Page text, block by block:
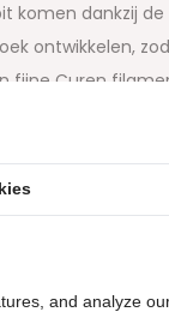
komen dankzij
ontwikkelen,
fijne Curen
ook bij
meer hebt van
and analyze